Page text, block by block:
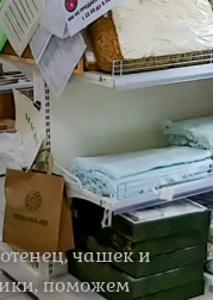
чашек и
поможем